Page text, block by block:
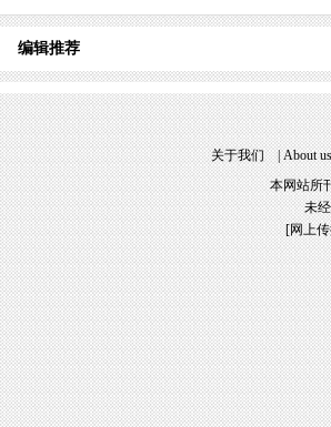
编辑推荐
关于我们|About us
本网站所
未
[网上